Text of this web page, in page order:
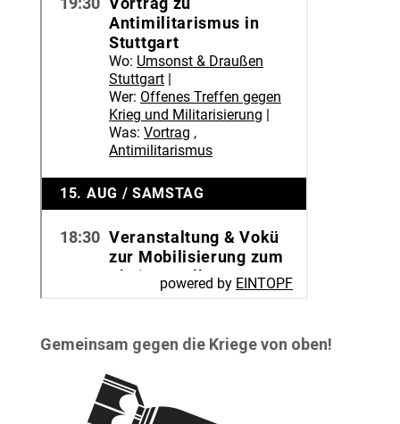
Gemeinsam gegen die Kriege von oben!